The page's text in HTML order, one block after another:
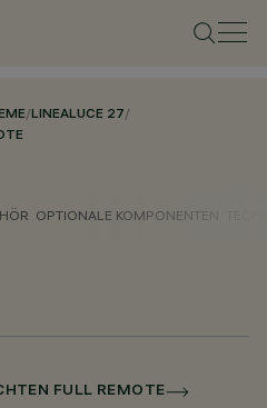
/LINEALUCE 27/
OPTIONALE KOMPONENTEN
FULL REMOTE